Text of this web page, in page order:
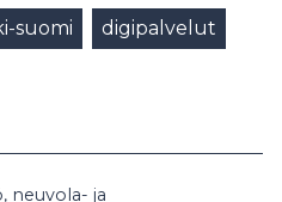
suomi digipalvelut
neuvola- ja